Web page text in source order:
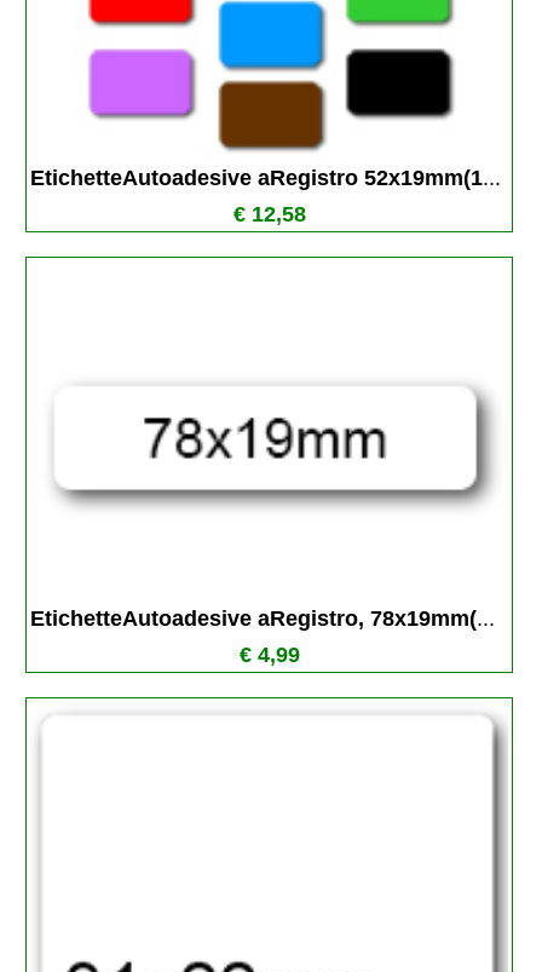
EtichetteAutoadesive aRegistro 52x19mm(1...
€ 12,58
EtichetteAutoadesive aRegistro, 78x19mm(...
€ 4,99